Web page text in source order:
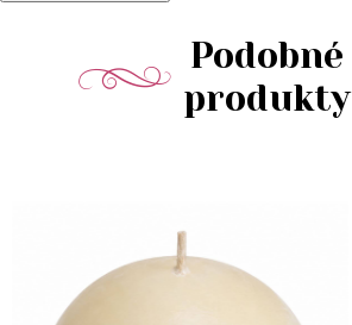
Podobné
produkty